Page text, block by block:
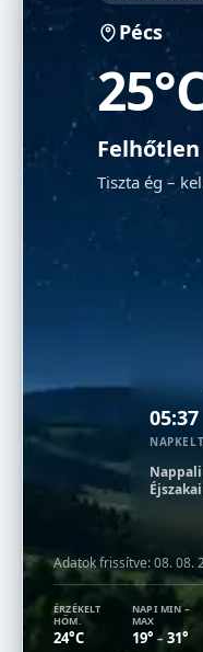
Pécs
Felhőtlen
Tiszta ég –
05:37
Adatok frissítve:08. 08.
ÉRZÉKELT
HŐM.
24°C
NAPI MIN –
MAX
19° –31°